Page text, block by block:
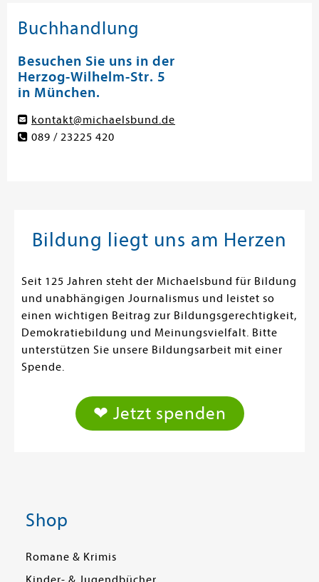
Buchhandlung
Besuchen Sie uns in der
Herzog-Wilhelm-Str. 5
in München.
kontakt@michaelsbund.de
089 / 23225 420
Bildung liegt uns am Herzen
Seit 125 Jahren steht der Michaelsbund für Bildung
und unabhängigen Journalismus und leistet so
einen wichtigen Beitrag zur Bildungsgerechtigkeit,
Demokratiebildung und Meinungsvielfalt. Bitte
unterstützen Sie unsere Bildungsarbeit mit einer
Spende.
❤ Jetzt spenden
Shop
Romane & Krimis